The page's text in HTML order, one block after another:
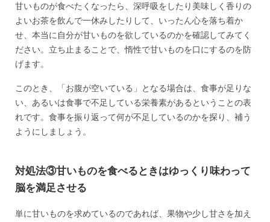
甘いものが食べたくなったら、深呼吸をしたり美味しく香りの
よいお茶を飲んで一休みしたりして、いったん心を落ち着か
せ、本当に自分が甘いものを欲しているのかを確認してみてく
ださい。立ち止まることで、惰性で甘いものを口にするのを防
げます。
このとき、「お腹が空いている」となる場合は、食事が足りな
い、あるいは食事で不足している栄養素があるということの表
れです。食事を振り返って何が不足しているのかを探り、補う
ようにしましょう。
対処法③甘いものを食べるときはゆっくり味わって
脳を満足させる
単に甘いものを求めているのであれば、果物や少し甘さを加え